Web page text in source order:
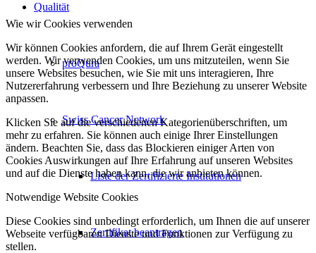
Qualität
proQura
Swiss Cancer Network
Liste der Zertifizierte Institutionen
Zertifikat beantragen
Wie wir Cookies verwenden
Wir können Cookies anfordern, die auf Ihrem Gerät eingestellt
werden. Wir verwenden Cookies, um uns mitzuteilen, wenn Sie
unsere Websites besuchen, wie Sie mit uns interagieren, Ihre
Nutzererfahrung verbessern und Ihre Beziehung zu unserer Website
anpassen.
Klicken Sie auf die verschiedenen Kategorienüberschriften, um
mehr zu erfahren. Sie können auch einige Ihrer Einstellungen
ändern. Beachten Sie, dass das Blockieren einiger Arten von
Cookies Auswirkungen auf Ihre Erfahrung auf unseren Websites
und auf die Dienste haben kann, die wir anbieten können.
Notwendige Website Cookies
Diese Cookies sind unbedingt erforderlich, um Ihnen die auf unserer
Webseite verfügbaren Dienste und Funktionen zur Verfügung zu
stellen.